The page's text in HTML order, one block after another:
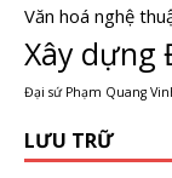
Văn hoá nghệ
Xây dựng
Đại sứ Phạm Quang
LƯU TRỮ